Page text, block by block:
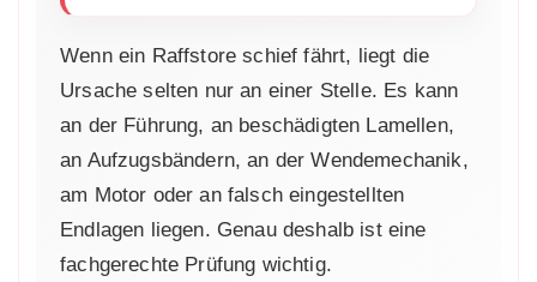
Wenn ein Raffstore schief fährt, liegt die
Ursache selten nur an einer Stelle. Es kann
an der Führung, an beschädigten Lamellen,
an Aufzugsbändern, an der Wendemechanik,
am Motor oder an falsch eingestellten
Endlagen liegen. Genau deshalb ist eine
fachgerechte Prüfung wichtig.